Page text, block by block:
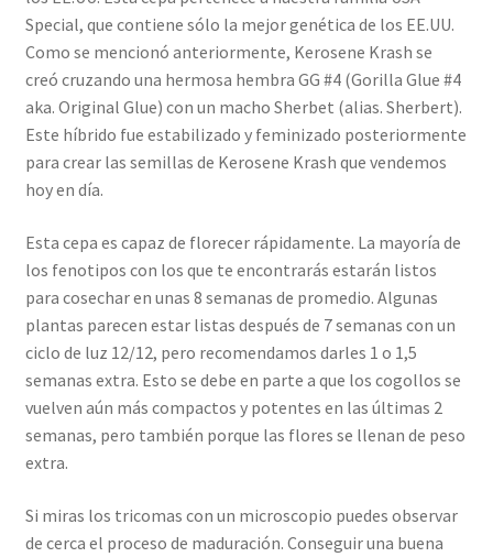
Special, que contiene sólo la mejor genética de los EE.UU.
Como se mencionó anteriormente, Kerosene Krash se
creó cruzando una hermosa hembra GG #4 (Gorilla Glue #4
aka. Original Glue) con un macho Sherbet (alias. Sherbert).
Este híbrido fue estabilizado y feminizado posteriormente
para crear las semillas de Kerosene Krash que vendemos
hoy en día.
Esta cepa es capaz de florecer rápidamente. La mayoría de
los fenotipos con los que te encontrarás estarán listos
para cosechar en unas 8 semanas de promedio. Algunas
plantas parecen estar listas después de 7 semanas con un
ciclo de luz 12/12, pero recomendamos darles 1 o 1,5
semanas extra. Esto se debe en parte a que los cogollos se
vuelven aún más compactos y potentes en las últimas 2
semanas, pero también porque las flores se llenan de peso
extra.
Si miras los tricomas con un microscopio puedes observar
de cerca el proceso de maduración. Conseguir una buena